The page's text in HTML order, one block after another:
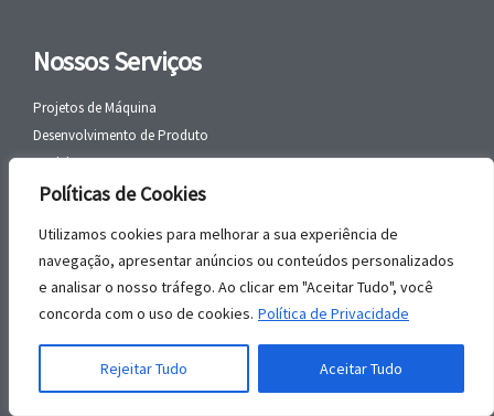
Políticas de Cookies
Utilizamos cookies para melhorar a sua experiência de
navegação, apresentar anúncios ou conteúdos personalizados
e analisar o nosso tráfego. Ao clicar em "Aceitar Tudo", você
concorda com o uso de cookies. Política de Privacidade
Rejeitar Tudo Aceitar Tudo
Nossos Serviços
Projetos de Máquina
Desenvolvimento de Produto
Modelagem 2D e 3D
PMOC
Politica de Privacidade
Politica de Privacidade
Contato